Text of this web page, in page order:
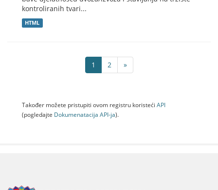
kontroliranih tvari...
HTML
1 2 »
Također možete pristupiti ovom registru koristeći API
(pogledajte Dokumenаtаcijа API-jа).